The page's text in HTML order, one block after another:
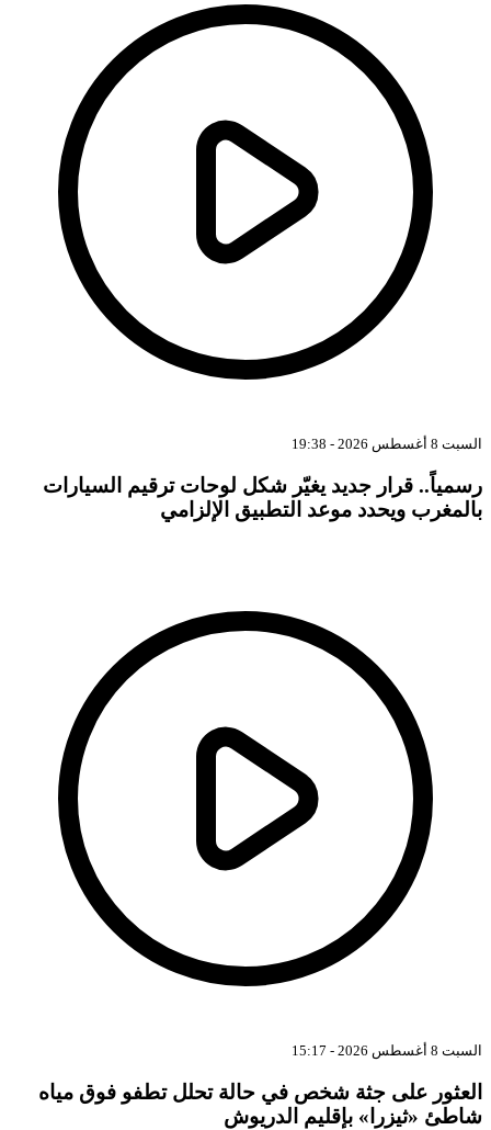
8 أغسطس 2026 - 19:38
قرار جديد يغيّر شكل لوحات ترقيم السيارات
ويحدد موعد التطبيق الإلزامي
8 أغسطس 2026 - 15:17
على جثة شخص في حالة تحلل تطفو فوق مياه
«ثيزرا» بإقليم الدريوش